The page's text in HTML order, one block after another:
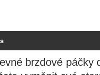
brzdové páčky